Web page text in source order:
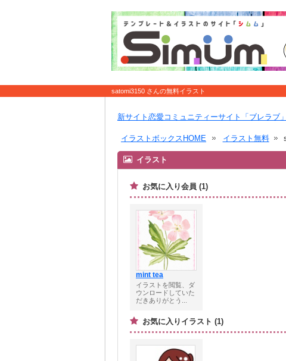
satomi3150 さんの無料イラスト
新サイト恋愛コミュニティーサイト「ブレラブ
イラストボックスHOME イラスト無料
イラスト
お気に入り会員 (1)
mint tea
イラストを閲覧、ダ
ウンロードしていた
だきありがとう...
お気に入りイラスト (1)